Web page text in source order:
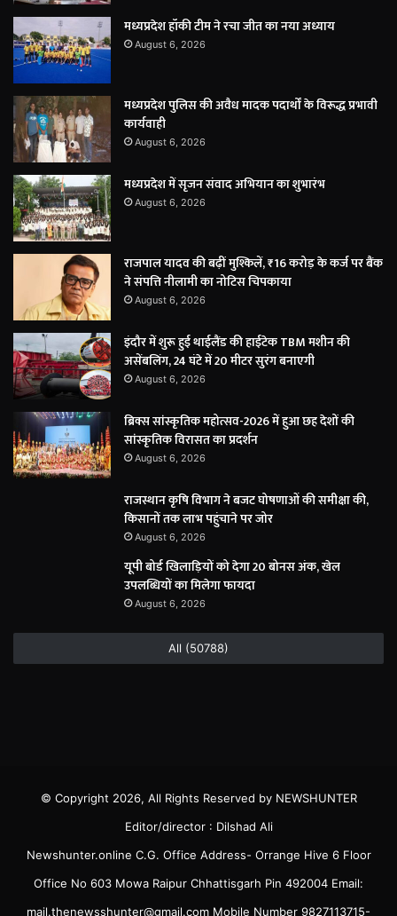
मध्यप्रदेश हॉकी टीम ने रचा जीत का नया अध्याय
August 6, 2026
मध्यप्रदेश पुलिस की अवैध मादक पदार्थों के विरूद्ध प्रभावी
कार्यवाही
August 6, 2026
मध्यप्रदेश में सृजन संवाद अभियान का शुभारंभ
August 6, 2026
राजपाल यादव की बढ़ीं मुश्किलें, ₹16 करोड़ के कर्ज पर बैंक
ने संपत्ति नीलामी का नोटिस चिपकाया
August 6, 2026
इंदौर में शुरू हुई थाईलैंड की हाईटेक TBM मशीन की
असेंबलिंग, 24 घंटे में 20 मीटर सुरंग बनाएगी
August 6, 2026
ब्रिक्स सांस्कृतिक महोत्सव-2026 में हुआ छह देशों की
सांस्कृतिक विरासत का प्रदर्शन
August 6, 2026
राजस्थान कृषि विभाग ने बजट घोषणाओं की समीक्षा की,
किसानों तक लाभ पहुंचाने पर जोर
August 6, 2026
यूपी बोर्ड खिलाड़ियों को देगा 20 बोनस अंक, खेल
उपलब्धियों का मिलेगा फायदा
August 6, 2026
All (50788)
© Copyright 2026, All Rights Reserved by NEWSHUNTER
Editor/director : Dilshad Ali
Newshunter.online C.G. Office Address- Orrange Hive 6 Floor
Office No 603 Mowa Raipur Chhattisgarh Pin 492004 Email:
mail.thenewsshunter@gmail.com Mobile Number 9827113715-